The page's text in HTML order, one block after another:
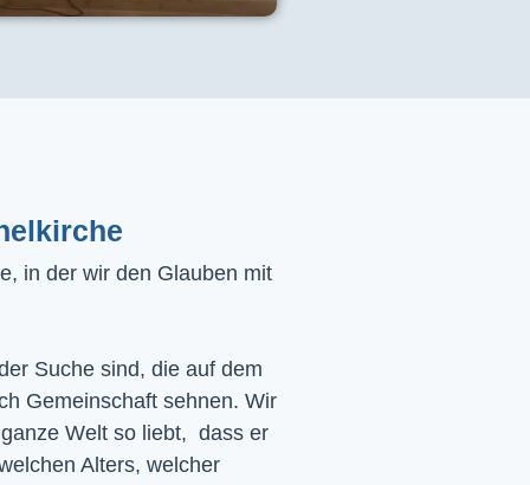
in der wir den Glauben mit
Suche sind, die auf dem
Gemeinschaft sehnen. Wir
Welt so liebt, dass er
Alters, welcher